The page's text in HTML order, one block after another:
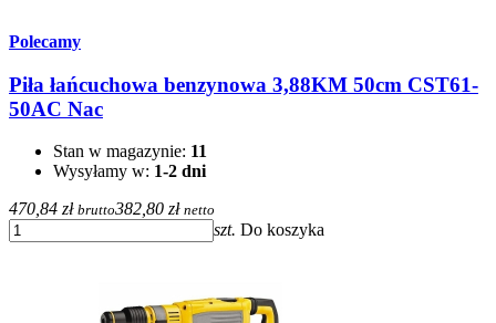
Polecamy
Piła łańcuchowa benzynowa 3,88KM 50cm CST61-
50AC Nac
Stan w magazynie: 11
Wysyłamy w: 1-2 dni
470,84 zł brutto382,80 zł netto
szt. Do koszyka